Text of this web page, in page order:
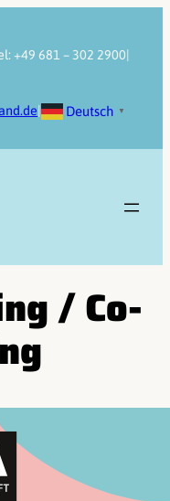
+49 681 – 302 2900
| Deutsch ▼
/ Co-